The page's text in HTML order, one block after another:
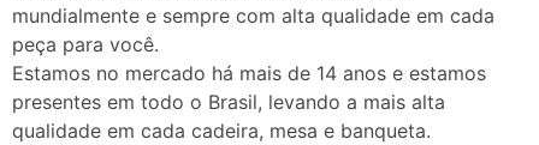
mundialmente e sempre com alta qualidade em cada
peça para você.
Estamos no mercado há mais de 14 anos e estamos
presentes em todo o Brasil, levando a mais alta
qualidade em cada cadeira, mesa e banqueta.